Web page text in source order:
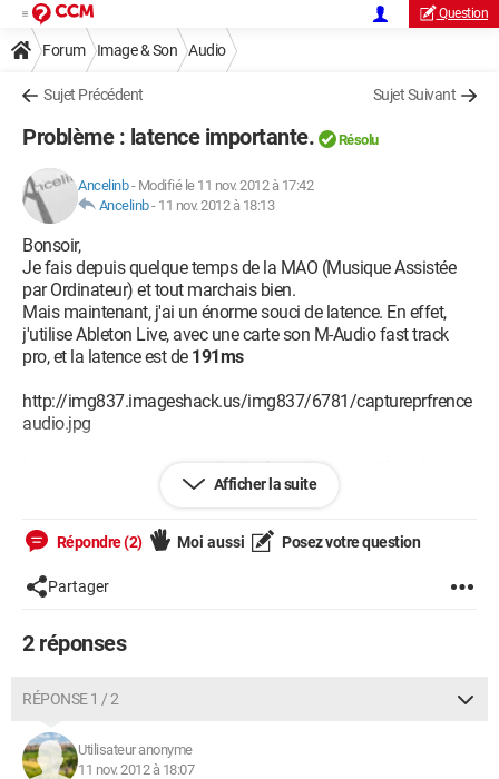
Question
Forum Image & Son Audio
Sujet Précédent Sujet Suivant
Problème : latence importante. Résolu
Ancelinb- Modifié le 11 nov. 2012 à 17:42
Ancelinb- 11 nov. 2012 à 18:13
Bonsoir,
Je fais depuis quelque temps de la MAO (Musique Assistée
par Ordinateur) et tout marchais bien.
Mais maintenant, j'ai un énorme souci de latence. En effet,
j'utilise Ableton Live, avec une carte son M-Audio fast track
pro, et la latence est de 191ms
http://img837.imageshack.us/img837/6781/captureprfrence
audio.jpg
Lorsque j'appuie sur mon clavier (branché en midi), ou bien
sur mon pad (branché en USB) le son met beaucoup de temps
J'ai essayé de brancher ma carte son sur un autre ordinateur,
et je n'ai aucune latence.
J'ai mis à jour tous mes périphérique, mais rien y fait, j'ai
difficile de jouer de la musique.
Pouvez vous m'aider à trouver d'où vient le problème ?
Cordialement.
Afficher la suite
Répondre (2) Moi aussi Posez votre question
Partager
2 réponses
RÉPONSE 1 / 2
Utilisateur anonyme
11 nov. 2012 à 18:07